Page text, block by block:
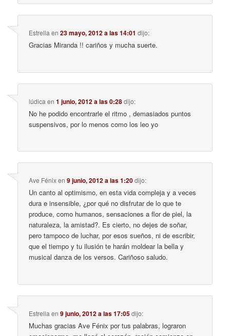
Estrella en23 mayo, 2012 a las 14:01 dijo:
Gracias Miranda !! cariños y mucha suerte.
lúdica en1 junio, 2012 a las 0:28dijo:
No he podido encontrarle el ritmo , demasiados puntos
suspensivos, por lo menos como los leo yo
Ave Fénixen9 junio, 2012 a las 1:20dijo:
Un canto al optimismo, en esta vida compleja y a veces
dura e insensible, ¿por qué no disfrutar de lo que te
produce, como humanos, sensaciones a flor de piel, la
naturaleza, la amistad?. Es cierto, no dejes de soñar,
pero tampoco de luchar, por esos sueños, ni de escribir,
que el tiempo y tu ilusión te harán moldear la bella y
musical danza de los versos. Cariñoso saludo.
Estrella en9 junio, 2012 a las 17:05dijo:
Muchas gracias Ave Fénix por tus palabras, lograron